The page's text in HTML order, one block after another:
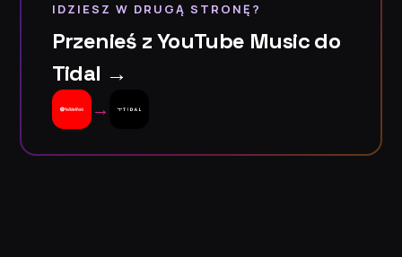
IDZIESZ W DRUGĄ STRONĘ?
Przenieś z YouTube Music do
Tidal →
→